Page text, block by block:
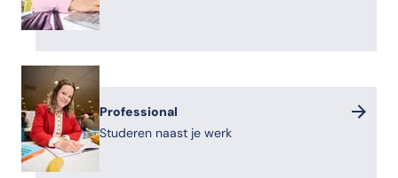
Professional
Studeren naast je werk